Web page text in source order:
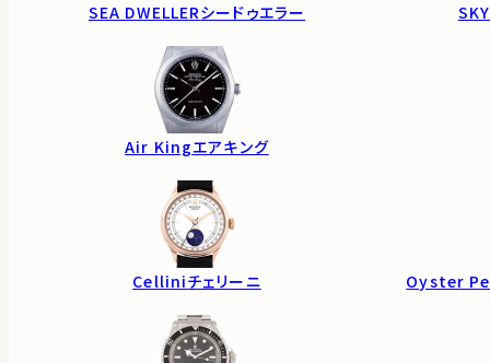
SEA DWELLERシードゥエラー
Air Kingエアキング
Celliniチェリーニ Oyster